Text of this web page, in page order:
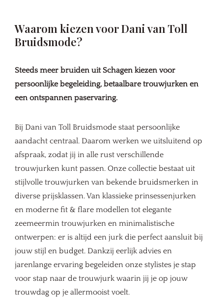
Waarom kiezen voor Dani van Toll
Bruidsmode?
Steeds meer bruiden uit Schagen kiezen voor
persoonlijke begeleiding, betaalbare trouwjurken en
een ontspannen paservaring.
Bij Dani van Toll Bruidsmode staat persoonlijke
aandacht centraal. Daarom werken we uitsluitend op
afspraak, zodat jij in alle rust verschillende
trouwjurken kunt passen. Onze collectie bestaat uit
stijlvolle trouwjurken van bekende bruidsmerken in
diverse prijsklassen. Van klassieke prinsessenjurken
en moderne fit & flare modellen tot elegante
zeemeermin trouwjurken en minimalistische
ontwerpen: er is altijd een jurk die perfect aansluit bij
jouw stijl en budget. Dankzij eerlijk advies en
jarenlange ervaring begeleiden onze stylistes je stap
voor stap naar de trouwjurk waarin jij je op jouw
trouwdag op je allermooist voelt.